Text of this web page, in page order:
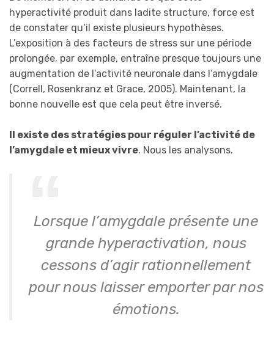
hyperactivité produit dans ladite structure, force est
de constater qu’il existe plusieurs hypothèses.
L’exposition à des facteurs de stress sur une période
prolongée, par exemple, entraîne presque toujours une
augmentation de l’activité neuronale dans l’amygdale
(Correll, Rosenkranz et Grace, 2005). Maintenant, la
bonne nouvelle est que cela peut être inversé.
Il existe des stratégies pour réguler l’activité de
l’amygdale et mieux vivre. Nous les analysons.
Lorsque l’amygdale présente une
grande hyperactivation, nous
cessons d’agir rationnellement
pour nous laisser emporter par nos
émotions.